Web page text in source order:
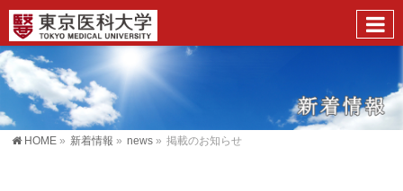
HOME » 新着情報 » news » 掲載のお知らせ